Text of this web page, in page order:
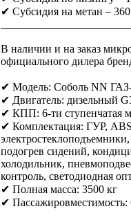
✔ Субсидия на метан –
В наличии и на заказ
официального дилера
✔ Модель: Соболь NN
✔ Двигатель: дизельный
✔ КПП: 6-ти ступенчатая
✔ Комплектация: ГУР,
подогрев сидений,
холодильник,
контроль, светодиодная
✔ Полная масса: 3500 кг
✔